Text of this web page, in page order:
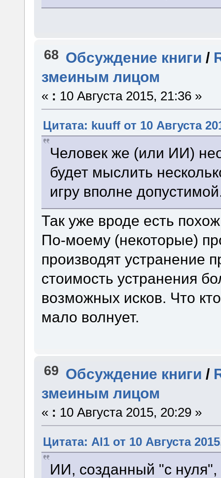
68 Обсуждение книги /
змеиным лицом
« : 10 Августа 2015, 21:36 »
Цитата: kuuff от 10 Августа
Человек же (или ИИ)
будет мыслить
игру вполне
Так уже вроде есть
По-моему (некоторые)
производят устранение
стоимость устранения
возможных исков. Что
мало волнует.
69 Обсуждение книги /
змеиным лицом
« : 10 Августа 2015, 20:29 »
Цитата: Al1 от 10 Августа
ИИ, созданный "с